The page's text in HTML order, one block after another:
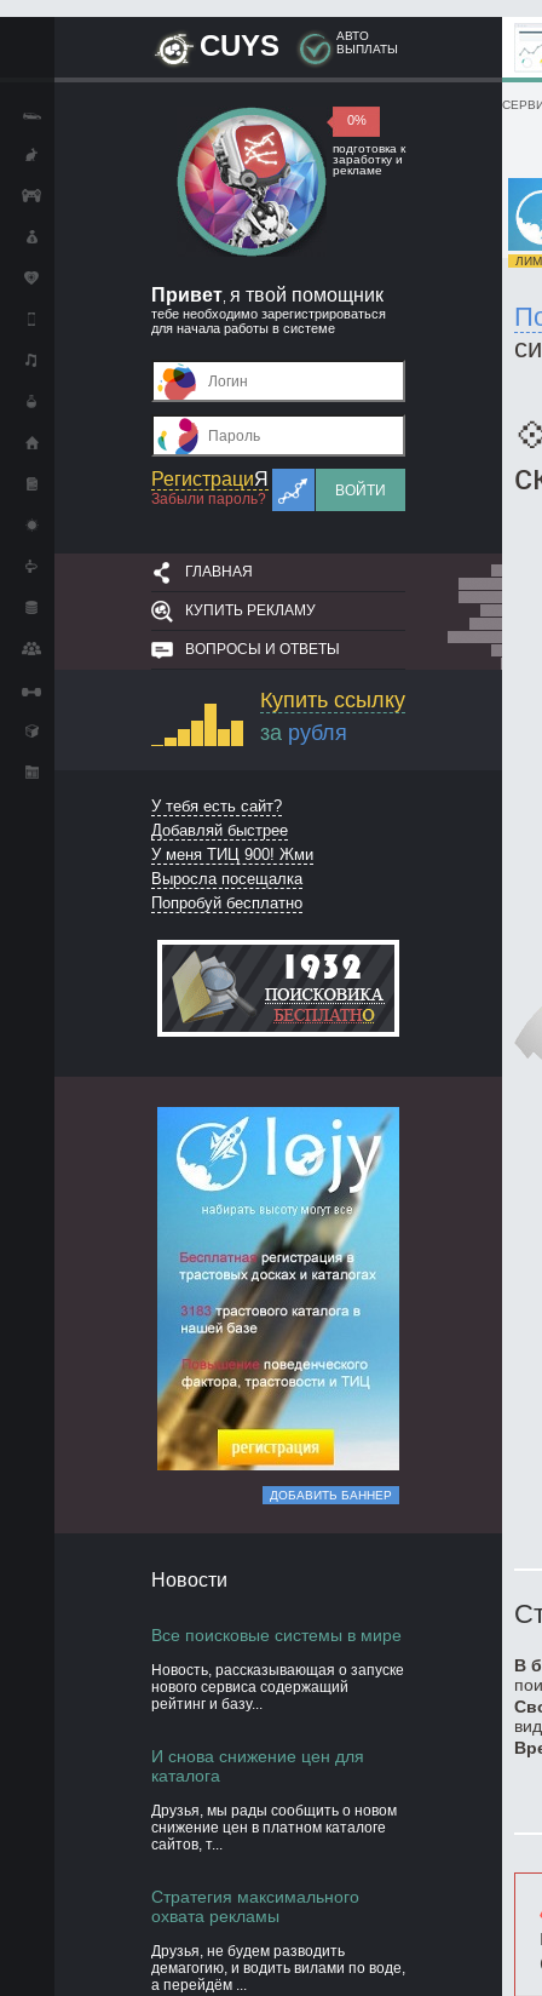
CUYS
АВТО
ВЫПЛАТЫ
0%
подготовка к
заработку и
рекламе
Привет я твой помощник
тебе необходимо зарегистрироваться
для начала работы в системе
РегистрациЯ
Забыли пароль?
ВОЙТИ
ГЛАВНАЯ
КУПИТЬ РЕКЛАМУ
ВОПРОСЫ И ОТВЕТЫ
Купить ссылку
за рубля
У тебя есть сайт?
Добавляй быстрее
У меня ТИЦ 900! Жми
Выросла посещалка
Попробуй бесплатно
ДОБАВИТЬ БАННЕР
Новости
Все поисковые системы в мире
Новость, рассказывающая о запуске
нового сервиса содержащий
рейтинг и базу...
И снова снижение цен для
каталога
Друзья, мы рады сообщить о новом
снижение цен в платном каталоге
сайтов, т...
Стратегия максимального
охвата рекламы
Друзья, не будем разводить
демагогию, и водить вилами по воде,
а перейдём ...
В